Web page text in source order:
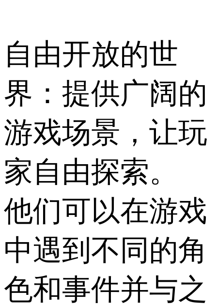
自由开放的世
界：提供广阔的
游戏场景，让玩
家自由探索。
他们可以在游戏
中遇到不同的角
色和事件并与之